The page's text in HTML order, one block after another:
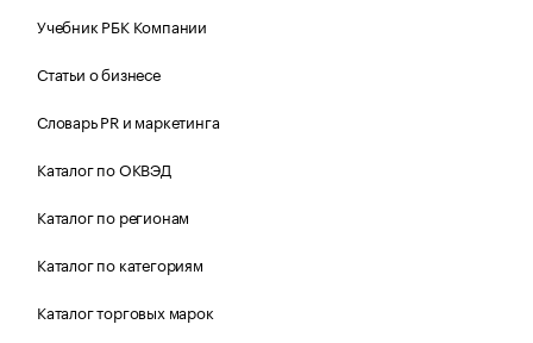
Учебник РБК Компании
Статьи о бизнесе
Словарь PR и маркетинга
Каталог по ОКВЭД
Каталог по регионам
Каталог по категориям
Каталог торговых марок